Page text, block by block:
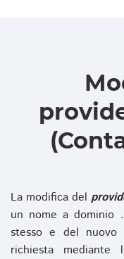
La modifica del
un nome a dominio
stesso e del nuovo
richiesta